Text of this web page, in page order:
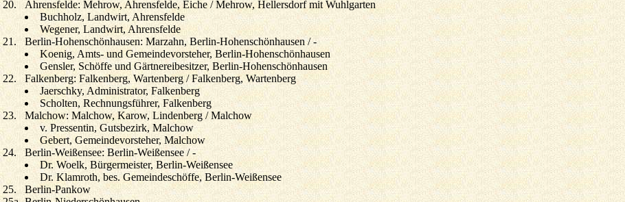
20.
Ahrensfelde: Mehrow, Ahrensfelde, Eiche / Mehrow, Hellersdorf mit Wuhlgarten
Buchholz, Landwirt, Ahrensfelde
Wegener, Landwirt, Ahrensfelde
21.
Berlin-Hohenschönhausen: Marzahn, Berlin-Hohenschönhausen / -
Koenig, Amts- und Gemeindevorsteher, Berlin-Hohenschönhausen
Gensler, Schöffe und Gärtnereibesitzer, Berlin-Hohenschönhausen
22.
Falkenberg: Falkenberg, Wartenberg / Falkenberg, Wartenberg
Jaerschky, Administrator, Falkenberg
Scholten, Rechnungsführer, Falkenberg
23.
Malchow: Malchow, Karow, Lindenberg / Malchow
v. Pressentin, Gutsbezirk, Malchow
Gebert, Gemeindevorsteher, Malchow
24. Berlin-Weißensee: Berlin-Weißensee / -
Dr. Woelk, Bürgermeister, Berlin-Weißensee
Dr. Klamroth, bes. Gemeindeschöffe, Berlin-Weißensee
25.
Berlin-Pankow